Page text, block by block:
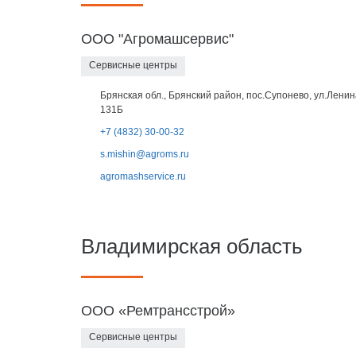
ООО "Агромашсервис"
Сервисные центры
Брянская обл., Брянский район, пос.Супонево,
131Б
+7 (4832) 30-00-32
s.mishin@agroms.ru
agromashservice.ru
Владимирская область
ООО «Ремтрансстрой»
Сервисные центры